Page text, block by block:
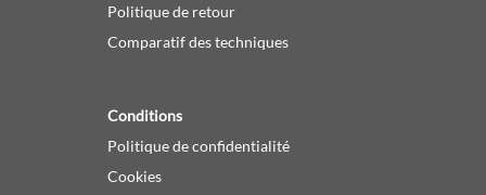
Politique de retour
Comparatif des techniques
Conditions
Politique de confidentialité
Cookies